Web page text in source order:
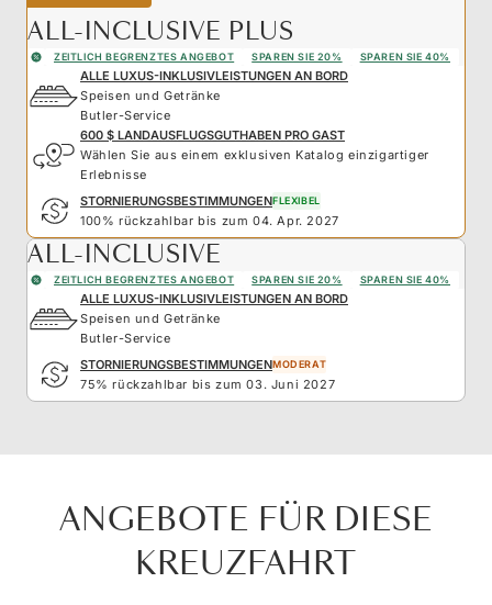
ALL-INCLUSIVE PLUS
ZEITLICH BEGRENZTES ANGEBOT SPAREN SIE 20% SPAREN SIE 40%
ALLE LUXUS-INKLUSIVLEISTUNGEN AN BORD
Speisen und Getränke
Butler-Service
600 $ LANDAUSFLUGSGUTHABEN PRO GAST
Wählen Sie aus einem exklusiven Katalog einzigartiger
Erlebnisse
STORNIERUNGSBESTIMMUNGENFLEXIBEL
100% rückzahlbar bis zum 04. Apr. 2027
ALL-INCLUSIVE
ZEITLICH BEGRENZTES ANGEBOT SPAREN SIE 20% SPAREN SIE 40%
ALLE LUXUS-INKLUSIVLEISTUNGEN AN BORD
Speisen und Getränke
Butler-Service
STORNIERUNGSBESTIMMUNGENMODERAT
75% rückzahlbar bis zum 03. Juni 2027
ANGEBOTE FÜR DIESE
KREUZFAHRT